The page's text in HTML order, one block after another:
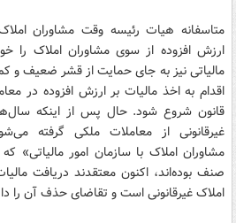
متاسفانه هیات رئیسه وقت مشاوران
ارزش افزوده از سوی مشاوران املاک را
مالیاتی نیز به جای حمایت از قشر ضعیف و
اقدام به اخذ مالیات بر ارزش افزوده در
قانون شروع شود. حال پس از اینکه
غیرقانونی از معاملات ملکی گرفته
مشاوران املاک با سازمان امور مالیاتی»
صنف بوده‌اند، اکنون معتقدند دریافت
املاک غیرقانونی است و تقاضای حذف آن را